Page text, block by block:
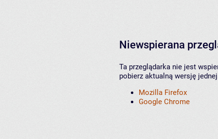
Niewspierana
Ta przeglądarka nie jest
pobierz aktualną wersję
Mozilla Firefox
Google Chrome